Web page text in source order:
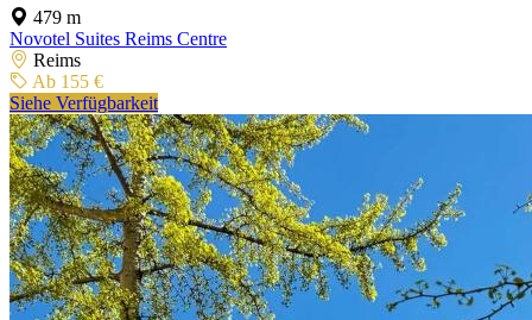
479 m
Novotel Suites Reims Centre
Reims
Ab 155 €
Siehe Verfügbarkeit